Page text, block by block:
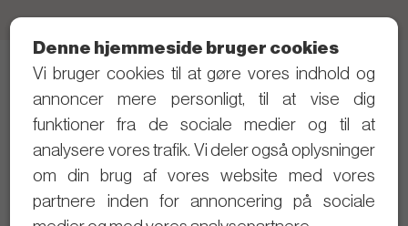
Telefon: 21 40 80 28 (Skriv gerne SMS først)
Følg med i det politiske arbejde
Dagsordener og referater
Denne hjemmeside bruger cookies
Vi bruger cookies til at gøre vores indhold og
annoncer mere personligt, til at vise dig
funktioner fra de sociale medier og til at
analysere vores trafik. Vi deler også oplysninger
om din brug af vores website med vores
partnere inden for annoncering på sociale